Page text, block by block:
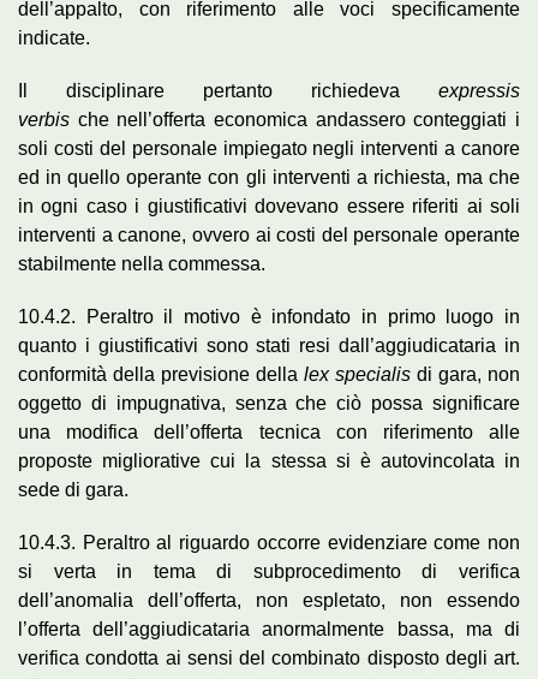
dell’appalto, con riferimento alle voci specificamente
indicate.
Il disciplinare pertanto richiedeva expressis
verbis che nell’offerta economica andassero conteggiati i
soli costi del personale impiegato negli interventi a canore
ed in quello operante con gli interventi a richiesta, ma che
in ogni caso i giustificativi dovevano essere riferiti ai soli
interventi a canone, ovvero ai costi del personale operante
stabilmente nella commessa.
10.4.2. Peraltro il motivo è infondato in primo luogo in
quanto i giustificativi sono stati resi dall’aggiudicataria in
conformità della previsione della lex specialis di gara, non
oggetto di impugnativa, senza che ciò possa significare
una modifica dell’offerta tecnica con riferimento alle
proposte migliorative cui la stessa si è autovincolata in
sede di gara.
10.4.3. Peraltro al riguardo occorre evidenziare come non
si verta in tema di subprocedimento di verifica
dell’anomalia dell’offerta, non espletato, non essendo
l’offerta dell’aggiudicataria anormalmente bassa, ma di
verifica condotta ai sensi del combinato disposto degli art.